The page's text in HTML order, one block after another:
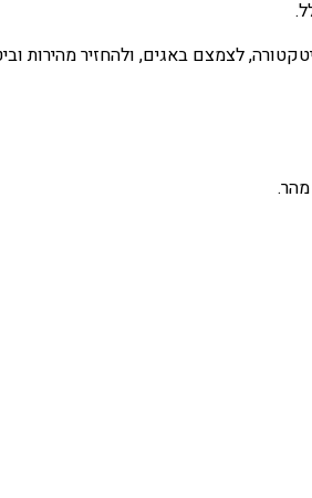
לצמצם באגים, ולהחזיר מהירות